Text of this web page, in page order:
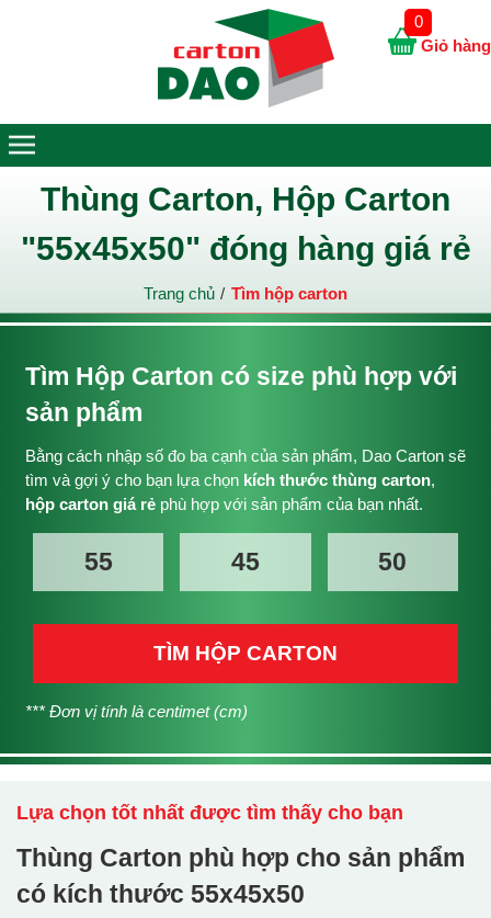
Thùng Carton, Hộp Carton
"55x45x50" đóng hàng giá rẻ
Trang chủ Tìm hộp carton
Tìm Hộp Carton có size phù hợp với
sản phẩm
Bằng cách nhập số đo ba cạnh của sản phẩm, Dao Carton sẽ
tìm và gợi ý cho bạn lựa chọn kích thước thùng carton,
hộp carton giá rẻphù hợp với sản phẩm của bạn nhất.
TÌM HỘP CARTON
*** Đơn vị tính là centimet (cm)
Lựa chọn tốt nhất được tìm thấy cho bạn
Thùng Carton phù hợp cho sản phẩm
có kích thước 55x45x50
Giỏ hàng
0